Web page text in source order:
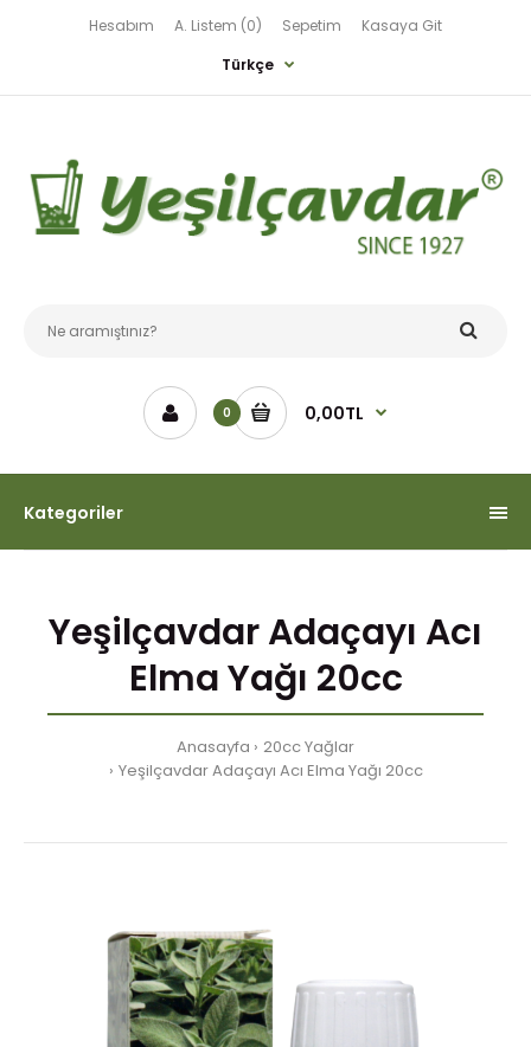
Hesabım A. Listem (0) Sepetim
Kasaya Git
Türkçe
0 0,00TL
Kategoriler
Yeşilçavdar Adaçayı Acı
Elma Yağı 20cc
Anasayfa
20cc Yağlar
Yeşilçavdar Adaçayı Acı Elma Yağı 20cc